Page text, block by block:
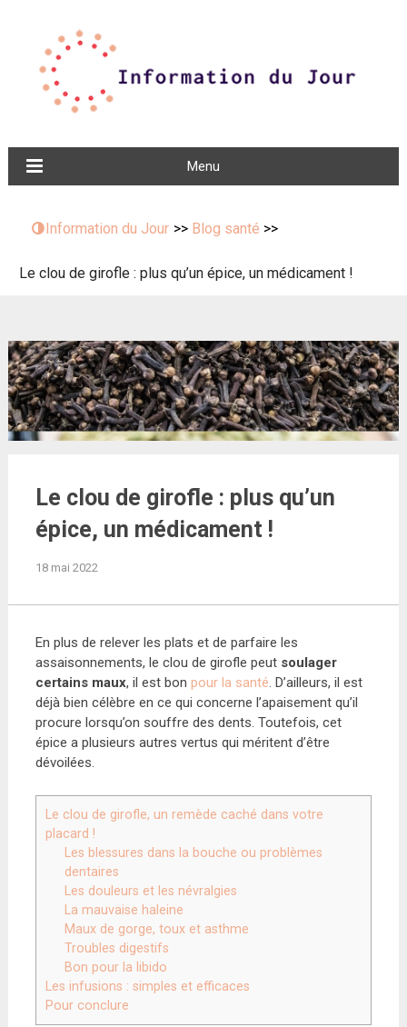
Menu
Information du Jour >> Blog santé >>
Le clou de girofle : plus qu’un épice, un médicament !
Le clou de girofle : plus qu’un
épice, un médicament !
18 mai 2022
En plus de relever les plats et de parfaire les
assaisonnements, le clou de girofle peut soulager
certains maux, il est bon pour la santé. D’ailleurs, il est
déjà bien célèbre en ce qui concerne l’apaisement qu’il
procure lorsqu’on souffre des dents. Toutefois, cet
épice a plusieurs autres vertus qui méritent d’être
dévoilées.
Le clou de girofle, un remède caché dans votre
placard !
Les blessures dans la bouche ou problèmes
dentaires
Les douleurs et les névralgies
La mauvaise haleine
Maux de gorge, toux et asthme
Troubles digestifs
Bon pour la libido
Les infusions : simples et efficaces
Pour conclure